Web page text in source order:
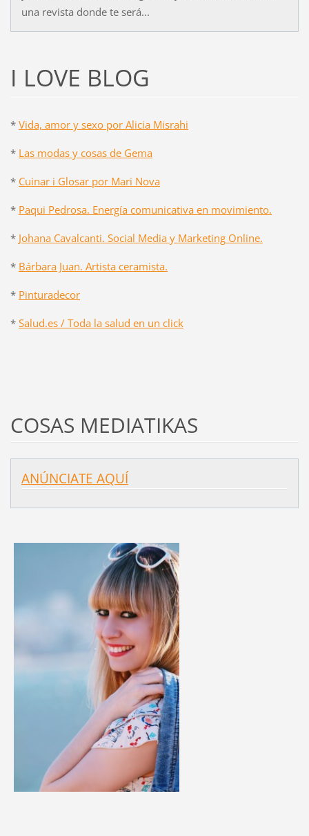
una revista donde te será...
I LOVE BLOG
* Vida, amor y sexo por Alicia Misrahi
* Las modas y cosas de Gema
* Cuinar i Glosar por Mari Nova
* Paqui Pedrosa. Energía comunicativa en movimiento.
* Johana Cavalcanti. Social Media y Marketing Online.
* Bárbara Juan. Artista ceramista.
* Pinturadecor
* Salud.es / Toda la salud en un click
COSAS MEDIATIKAS
ANÚNCIATE AQUÍ